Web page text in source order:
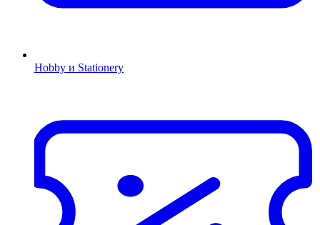
Hobby и Stationery